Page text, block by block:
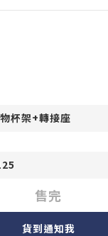
售完
貨到通知我